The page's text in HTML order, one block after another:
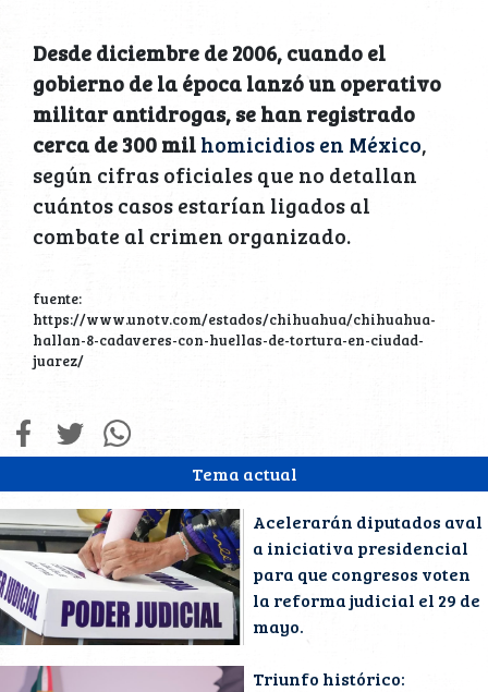
Tema actual
Acelerarán diputados aval
a iniciativa presidencial
para que congresos voten
la reforma judicial el 29 de
mayo.
Triunfo histórico:
Desde diciembre de 2006, cuando el
gobierno de la época lanzó un operativo
militar antidrogas, se han registrado
cerca de 300 milhomicidios en México,
según cifras oficiales que no detallan
cuántos casos estarían ligados al
combate al crimen organizado.
fuente:
https://www.unotv.com/estados/chihuahua/chihuahua-
hallan-8-cadaveres-con-huellas-de-tortura-en-ciudad-
juarez/